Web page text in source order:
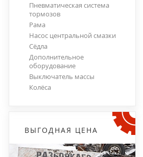
Пневматическая система
тормозов
Рама
Насос центральной смазки
Сёдла
Дополнительное
оборудование
Выключатель массы
Колёса
ВЫГОДНАЯ ЦЕНА